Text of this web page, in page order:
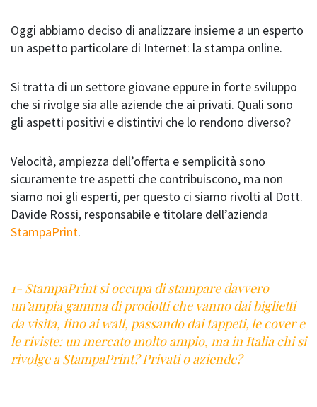
Oggi abbiamo deciso di analizzare insieme a un esperto
un aspetto particolare di Internet: la stampa online.
Si tratta di un settore giovane eppure in forte sviluppo
che si rivolge sia alle aziende che ai privati. Quali sono
gli aspetti positivi e distintivi che lo rendono diverso?
Velocità, ampiezza dell’offerta e semplicità sono
sicuramente tre aspetti che contribuiscono, ma non
siamo noi gli esperti, per questo ci siamo rivolti al Dott.
Davide Rossi, responsabile e titolare dell’azienda
StampaPrint.
1- StampaPrint si occupa di stampare davvero
un’ampia gamma di prodotti che vanno dai biglietti
da visita, fino ai wall, passando dai tappeti, le cover e
le riviste: un mercato molto ampio, ma in Italia chi si
rivolge a StampaPrint? Privati o aziende?